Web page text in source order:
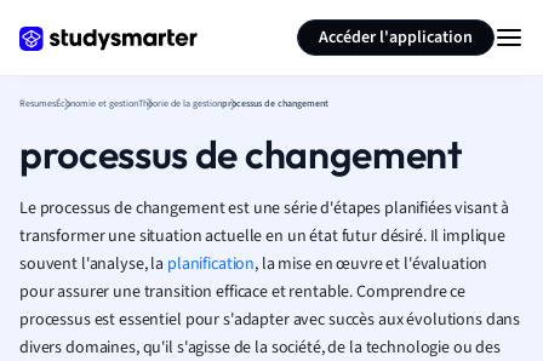
Accéder l'application
ResumesÉconomie et gestionThéorie de la gestionprocessus de changement
processus de changement
Le processus de changement est une série d'étapes planifiées visant à
transformer une situation actuelle en un état futur désiré. Il implique
souvent l'analyse, la planification, la mise en œuvre et l'évaluation
pour assurer une transition efficace et rentable. Comprendre ce
processus est essentiel pour s'adapter avec succès aux évolutions dans
divers domaines, qu'il s'agisse de la société, de la technologie ou des
Résumer la page